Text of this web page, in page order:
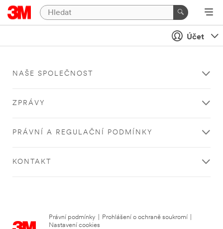
Účet
NAŠE SPOLEČNOST
ZPRÁVY
PRÁVNÍ A REGULAČNÍ PODMÍNKY
KONTAKT
Právní podmínky Prohlášení o ochraně soukromí
Nastavení cookies